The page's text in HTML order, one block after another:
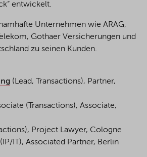
entwickelt.
Unternehmen wie ARAG,
Gothaer Versicherungen und
zu seinen Kunden.
(Lead, Transactions), Partner,
(Transactions), Associate,
Project Lawyer, Cologne
(IP/IT), Associated Partner, Berlin